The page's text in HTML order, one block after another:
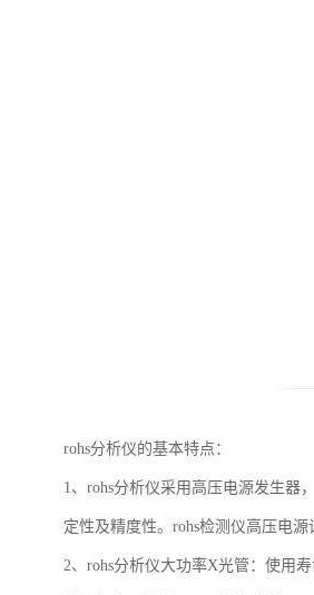
rohs分析仪的基本特点：
1、rohs分析仪采用高压电源发生器
定性及精度性。rohs检测仪高压电源
2、rohs分析仪大功率X光管：使用